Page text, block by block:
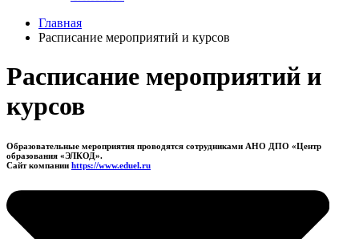
Главная
Расписание мероприятий и курсов
Расписание мероприятий и
курсов
Образовательные мероприятия проводятся сотрудниками АНО ДПО «Центр
образования «ЭЛКОД».
Сайт компании https://www.eduel.ru